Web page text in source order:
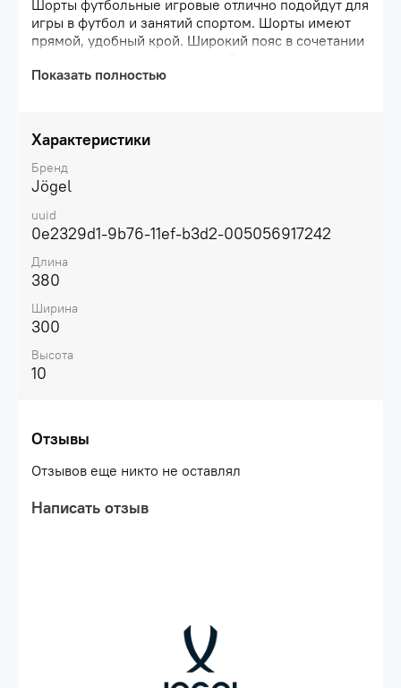
Шорты футбольные игровые отлично подойдут для
игры в футбол и занятий спортом. Шорты имеют
прямой, удобный крой. Широкий пояс в сочетании
комфортную посадку. Ткань отличается высокой
требованиям игры на любом уровне. Обновленный
логотип бренда находится с левой стороны.
Шорты упакованы в удобный пакет многоразового
использования с клапаном-
вид;\nПрямой крой;\nШирокий пояс со
шнурком;\nПрочная долговечная ткань;\nХорошая
воздухопроницаемость.\nХарактеристики:\nСостав:
100% полиэстер\nЦвет: розовый\nРазмер: S, M, L,
XL, XXL, XXXL\nТип упаковки: пакет зип-
лок\nПроизводство: Китай
Показать полностью
Характеристики
Бренд
Jögel
uuid
0e2329d1-9b76-11ef-b3d2-005056917242
Длина
380
Ширина
300
Высота
10
Отзывы
Отзывов еще никто не оставлял
Написать отзыв